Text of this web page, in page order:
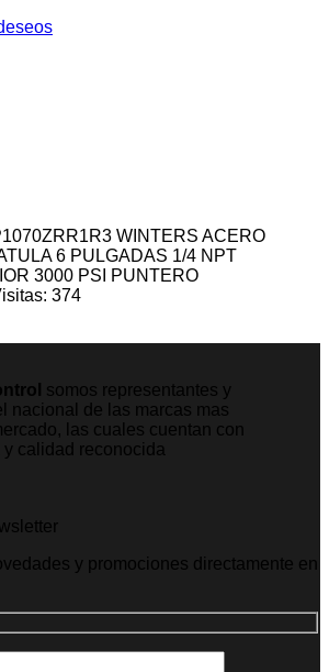
WINTERS ACERO
6 PULGADAS 1/4 NPT
3000 PSI PUNTERO
374
somos representantes y
nacional de las marcas mas
las cuales cuentan con
calidad reconocida
y promociones directamente en